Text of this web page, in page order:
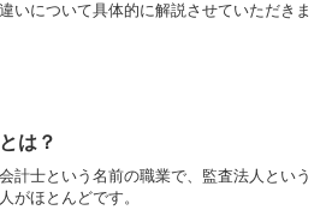
いについて具体的に解説させていただきま
は？
計士という名前の職業で、監査法人という
がほとんどです。